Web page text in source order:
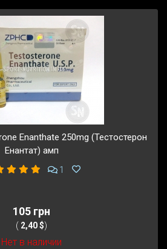
Enanthate 250mg (Тестостерон
Енантат) амп
1
105 грн
( 2,40 $)
Нет в наличии